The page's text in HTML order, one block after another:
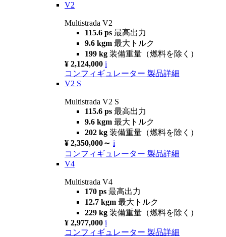
V2
Multistrada V2
115.6 ps 最高出力
9.6 kgm 最大トルク
199 kg 装備重量（燃料を除く）
¥ 2,124,000 i
コンフィギュレーター 製品詳細
V2 S
Multistrada V2 S
115.6 ps 最高出力
9.6 kgm 最大トルク
202 kg 装備重量（燃料を除く）
¥ 2,350,000～ i
コンフィギュレーター 製品詳細
V4
Multistrada V4
170 ps 最高出力
12.7 kgm 最大トルク
229 kg 装備重量（燃料を除く）
¥ 2,977,000 i
コンフィギュレーター 製品詳細